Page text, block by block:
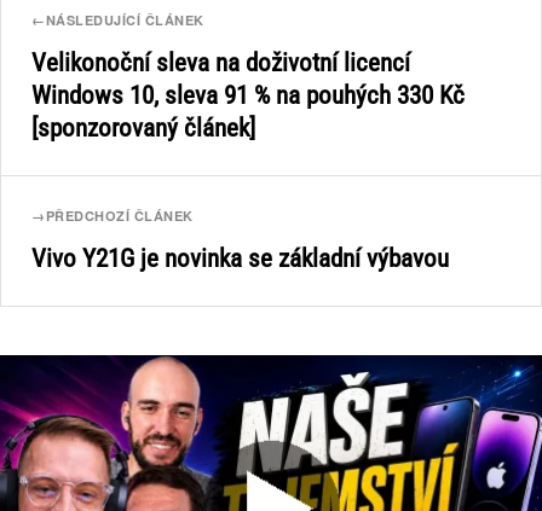
←NÁSLEDUJÍCÍ ČLÁNEK
Velikonoční sleva na doživotní licencí
Windows 10, sleva 91 % na pouhých 330 Kč
[sponzorovaný článek]
→ PŘEDCHOZÍ ČLÁNEK
Vivo Y21G je novinka se základní výbavou